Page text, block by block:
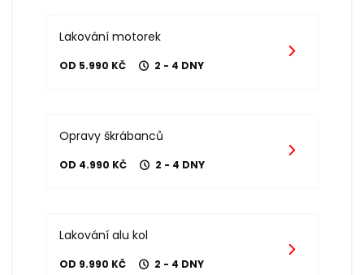
Lakování motorek
OD 5.990 KČ 2 - 4 DNY
Opravy škrábanců
OD 4.990 KČ 2 - 4 DNY
Lakování alu kol
OD 9.990 KČ 2 - 4 DNY